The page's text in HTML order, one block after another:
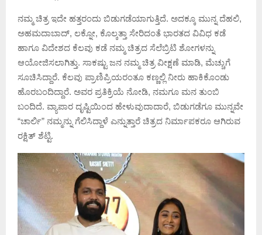
ನಮ್ಮ ಚಿತ್ರ ಇದೇ ಹತ್ತರಂದು ಬಿಡುಗಡೆಯಾಗುತ್ತಿದೆ. ಅದಕ್ಕೂ ಮುನ್ನ ದೆಹಲಿ,
ಅಹಮದಾಬಾದ್, ಲಕ್ನೋ, ಕೊಲ್ಕತ್ತಾ ಸೇರಿದಂತೆ ಭಾರತದ ವಿವಿಧ ಕಡೆ
ಹಾಗೂ ವಿದೇಶದ ಕೆಲವು ಕಡೆ ನಮ್ಮ ಚಿತ್ರದ ಸೆಲೆಬ್ರಿಟಿ ಶೋಗಳನ್ನು
ಆಯೋಜಿಸಲಾಗಿತ್ತು. ಸಾಕಷ್ಟು ಜನ ನಮ್ಮ ಚಿತ್ರ ವೀಕ್ಷಣೆ ಮಾಡಿ,‌‌ ಮೆಚ್ಚುಗೆ
ಸೂಚಿಸಿದ್ದಾರೆ.‌ ಕೆಲವು ಪ್ರಾಣಿಪ್ರಿಯರಂತೂ ಕಣ್ಣಲ್ಲಿ ನೀರು ಹಾಕಿಕೊಂಡು
ಹೊರಬಂದಿದ್ದಾರೆ.‌‌ ಅವರ ಪ್ರತಿಕ್ರಿಯೆ ನೋಡಿ, ನಮಗೂ ಮನ ತುಂಬಿ‌
ಬಂದಿದೆ. ವ್ಯಾಪಾರ ದೃಷ್ಟಿಯಿಂದ ಹೇಳುವುದಾದಾರೆ, ಬಿಡುಗಡೆಗೂ ಮುನ್ನವೇ
“ಚಾರ್ಲಿ” ನಮ್ಮನ್ನು‌ ಗೆಲಿಸಿದ್ದಾಳೆ ಎನ್ನುತ್ತಾರೆ‌ ಚಿತ್ರದ ನಿರ್ಮಾಪಕರೂ ಆಗಿರುವ
ರಕ್ಷಿತ್ ಶೆಟ್ಟಿ.